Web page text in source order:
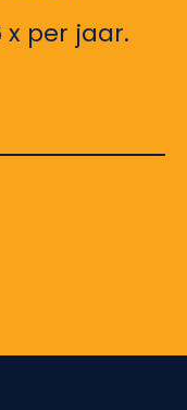
x per jaar.